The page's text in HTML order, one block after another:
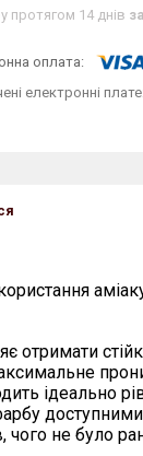
протягом 14 днів
електронні
отримати
ідеально
доступними
чого не було